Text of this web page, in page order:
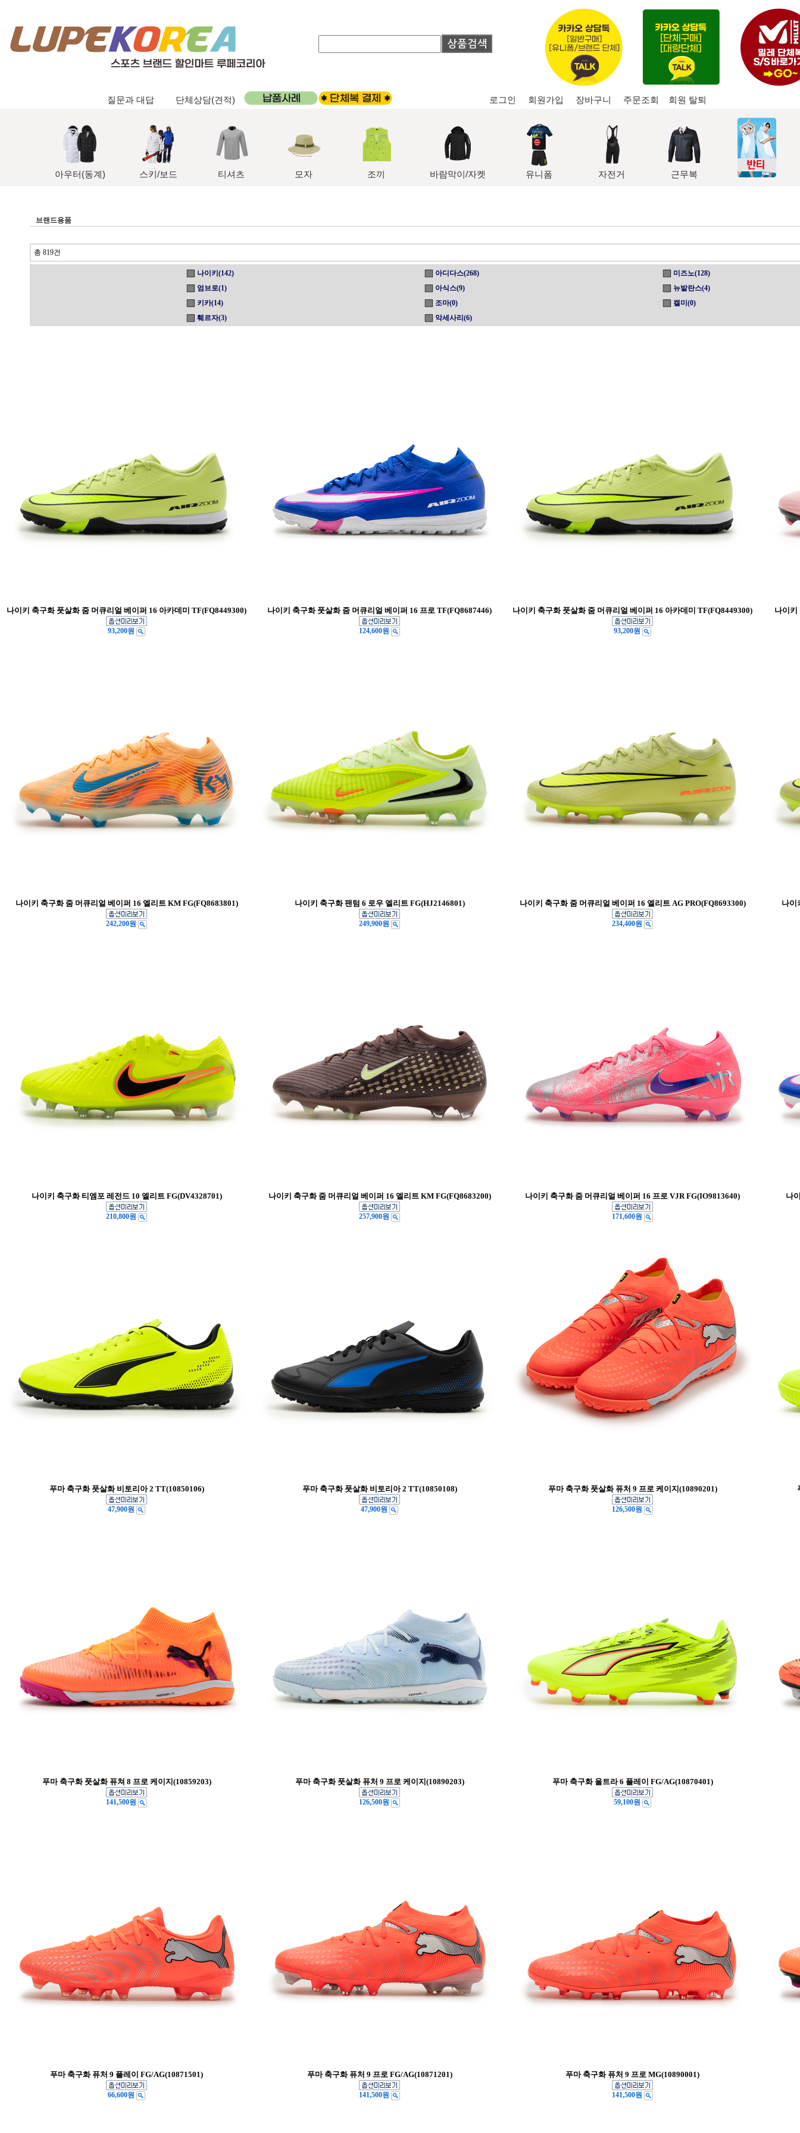
질문과 대답 단체상담(견적) 로그인 회원가입 장바구니 주문조회 회원 탈퇴
아우터(동계) 스키/보드 티셔츠 모자 조끼 바람막이/자켓 유니폼 자전거 근무복
브랜드용품
총 819건
나이키(142) 아디다스(268)
미즈노(128)
엄브로(1)
아식스(9)
뉴발란스(4)
키카(14)
조마(0)
켈미(0)
훼르자(3)
악세사리(6)
나이키 축구화 풋살화 줌 머큐리얼 베이퍼 16 아카데미 TF(FQ8449300)
93,200원
나이키 축구화 풋살화 줌 머큐리얼 베이퍼 16 프로 TF(FQ8687446)
124,600원
나이키 축구화 풋살화 줌 머큐리얼 베이퍼 16 아카데미 TF(FQ8449300)
93,200원
나이키
나이키 축구화 줌 머큐리얼 베이퍼 16 엘리트 KM FG(FQ8683801)
242,200원
나이키 축구화 팬텀 6 로우 엘리트 FG(HJ2146801)
249,900원
나이키 축구화 줌 머큐리얼 베이퍼 16 엘리트 AG PRO(FQ8693300)
234,400원
나이
나이키 축구화 티엠포 레전드 10 엘리트 FG(DV4328701)
210,800원
나이키 축구화 줌 머큐리얼 베이퍼 16 엘리트 KM FG(FQ8683200)
257,900원
나이키 축구화 줌 머큐리얼 베이퍼 16 프로 VJR FG(IO9813640)
171,600원
나
푸마 축구화 풋살화 비토리아 2 TT(10850106)
47,900원
푸마 축구화 풋살화 비토리아 2 TT(10850108)
47,900원
푸마 축구화 풋살화 퓨처 9 프로 케이지(10890201)
126,500원
푸마 축구화 풋살화 퓨쳐 8 프로 케이지(10859203)
141,500원
푸마 축구화 풋살화 퓨처 9 프로 케이지(10890203)
126,500원
푸마 축구화 울트라 6 플레이 FG/AG(10870401)
59,100원
푸마 축구화 퓨처 9 플레이 FG/AG(10871501)
66,600원
푸마 축구화 퓨처 9 프로 FG/AG(10871201)
141,500원
푸마 축구화 퓨처 9 프로 MG(10890001)
141,500원